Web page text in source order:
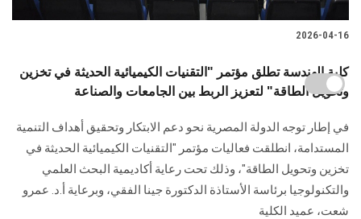
2026-04-16
كلية الهندسة تطلق مؤتمر "التقنيات الكيميائية الحديثة في تخزين
وتحويل الطاقة" لتعزيز الربط بين الجامعات والصناعة
في إطار توجه الدولة المصرية نحو دعم الابتكار وتحقيق أهداف التنمية
المستدامة، انطلقت فعاليات مؤتمر "التقنيات الكيميائية الحديثة في
تخزين وتحويل الطاقة"، وذلك تحت رعاية أكاديمية البحث العلمي
والتكنولوجيا برئاسة الأستاذة الدكتورة جينا الفقي، وبرعاية أ.د. عمرو
شعت، عميد الكلية